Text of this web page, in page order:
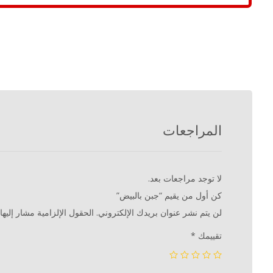
المراجعات
لا توجد مراجعات بعد.
كن أول من يقيم “جبن بالبيض”
لن يتم نشر عنوان بريدك الإلكتروني. الحقول الإلزامية مشار
تقييمك *